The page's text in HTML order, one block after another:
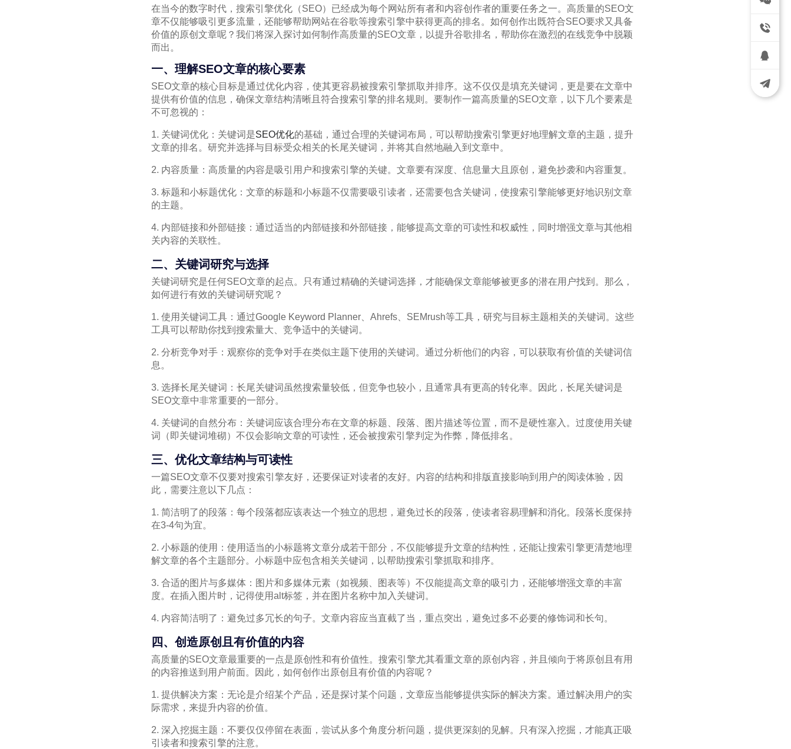
在当今的数字时代，搜索引擎优化（SEO）已经成为每个网站所有者和内容创作者的重要任务之一。高质量的SEO文
章不仅能够吸引更多流量，还能够帮助网站在谷歌等搜索引擎中获得更高的排名。如何创作出既符合SEO要求又具备
价值的原创文章呢？我们将深入探讨如何制作高质量的SEO文章，以提升谷歌排名，帮助你在激烈的在线竞争中脱颖
而出。
一、理解SEO文章的核心要素
SEO文章的核心目标是通过优化内容，使其更容易被搜索引擎抓取并排序。这不仅仅是填充关键词，更是要在文章中
提供有价值的信息，确保文章结构清晰且符合搜索引擎的排名规则。要制作一篇高质量的SEO文章，以下几个要素是
不可忽视的：
1. 关键词优化：关键词是SEO优化的基础，通过合理的关键词布局，可以帮助搜索引擎更好地理解文章的主题，提升
文章的排名。研究并选择与目标受众相关的长尾关键词，并将其自然地融入到文章中。
2. 内容质量：高质量的内容是吸引用户和搜索引擎的关键。文章要有深度、信息量大且原创，避免抄袭和内容重复。
3. 标题和小标题优化：文章的标题和小标题不仅需要吸引读者，还需要包含关键词，使搜索引擎能够更好地识别文章
的主题。
4. 内部链接和外部链接：通过适当的内部链接和外部链接，能够提高文章的可读性和权威性，同时增强文章与其他相
关内容的关联性。
二、关键词研究与选择
关键词研究是任何SEO文章的起点。只有通过精确的关键词选择，才能确保文章能够被更多的潜在用户找到。那么，
如何进行有效的关键词研究呢？
1. 使用关键词工具：通过Google Keyword Planner、Ahrefs、SEMrush等工具，研究与目标主题相关的关键词。这些
工具可以帮助你找到搜索量大、竞争适中的关键词。
2. 分析竞争对手：观察你的竞争对手在类似主题下使用的关键词。通过分析他们的内容，可以获取有价值的关键词信
息。
3. 选择长尾关键词：长尾关键词虽然搜索量较低，但竞争也较小，且通常具有更高的转化率。因此，长尾关键词是
SEO文章中非常重要的一部分。
4. 关键词的自然分布：关键词应该合理分布在文章的标题、段落、图片描述等位置，而不是硬性塞入。过度使用关键
词（即关键词堆砌）不仅会影响文章的可读性，还会被搜索引擎判定为作弊，降低排名。
三、优化文章结构与可读性
一篇SEO文章不仅要对搜索引擎友好，还要保证对读者的友好。内容的结构和排版直接影响到用户的阅读体验，因
此，需要注意以下几点：
1. 简洁明了的段落：每个段落都应该表达一个独立的思想，避免过长的段落，使读者容易理解和消化。段落长度保持
在3-4句为宜。
2. 小标题的使用：使用适当的小标题将文章分成若干部分，不仅能够提升文章的结构性，还能让搜索引擎更清楚地理
解文章的各个主题部分。小标题中应包含相关关键词，以帮助搜索引擎抓取和排序。
3. 合适的图片与多媒体：图片和多媒体元素（如视频、图表等）不仅能提高文章的吸引力，还能够增强文章的丰富
度。在插入图片时，记得使用alt标签，并在图片名称中加入关键词。
4. 内容简洁明了：避免过多冗长的句子。文章内容应当直截了当，重点突出，避免过多不必要的修饰词和长句。
四、创造原创且有价值的内容
高质量的SEO文章最重要的一点是原创性和有价值性。搜索引擎尤其看重文章的原创内容，并且倾向于将原创且有用
的内容推送到用户前面。因此，如何创作出原创且有价值的内容呢？
1. 提供解决方案：无论是介绍某个产品，还是探讨某个问题，文章应当能够提供实际的解决方案。通过解决用户的实
际需求，来提升内容的价值。
2. 深入挖掘主题：不要仅仅停留在表面，尝试从多个角度分析问题，提供更深刻的见解。只有深入挖掘，才能真正吸
引读者和搜索引擎的注意。